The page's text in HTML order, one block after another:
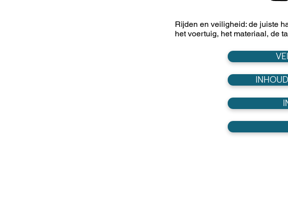
Rijden en veiligheid: de juiste
het voertuig, het materiaal, de